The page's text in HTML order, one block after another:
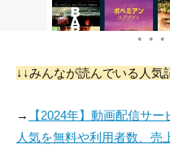
楠大典
● ● ●
↓↓みんなが読んでいる人気
→
【2024年】動画配信サ
人気を無料や利用者数、売